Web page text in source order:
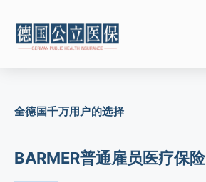
全德国千万用户的选择
BARMER普通雇员医疗保险